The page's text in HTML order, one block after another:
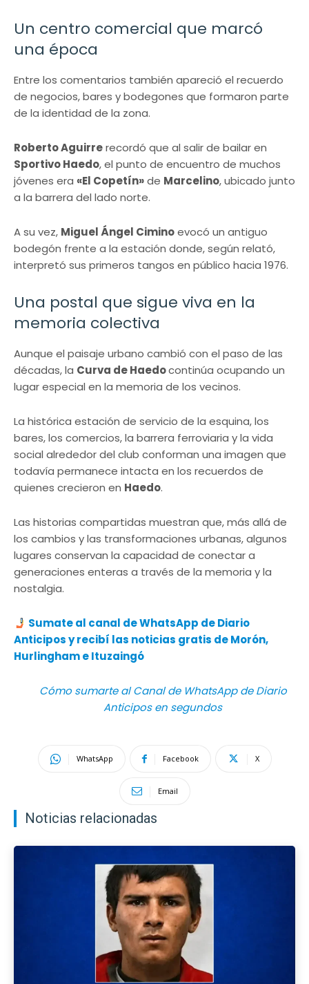
Un centro comercial que marcó
una época
Entre los comentarios también apareció el recuerdo
de negocios, bares y bodegones que formaron parte
de la identidad de la zona.
Roberto Aguirrerecordó que al salir de bailar en
Sportivo Haedo, el punto de encuentro de muchos
jóvenes era «El Copetín»de Marcelino, ubicado junto
a la barrera del lado norte.
A su vez, Miguel Ángel Ciminoevocó un antiguo
bodegón frente a la estación donde, según relató,
interpretó sus primeros tangos en público hacia 1976.
Una postal que sigue viva en la
memoria colectiva
Aunque el paisaje urbano cambió con el paso de las
décadas, la Curva de Haedocontinúa ocupando un
lugar especial en la memoria de los vecinos.
La histórica estación de servicio de la esquina, los
bares, los comercios, la barrera ferroviaria y la vida
social alrededor del club conforman una imagen que
todavía permanece intacta en los recuerdos de
quienes crecieron en Haedo.
Las historias compartidas muestran que, más allá de
los cambios y las transformaciones urbanas, algunos
lugares conservan la capacidad de conectar a
generaciones enteras a través de la memoria y la
nostalgia.
Sumate al canal de WhatsApp de Diario
Anticiposy recibí las noticias gratis de Morón,
Hurlingham e Ituzaingó
Cómo sumarte al Canal de WhatsApp de Diario
Anticipos en segundos
WhatsApp Facebook X
Email
Noticias relacionadas